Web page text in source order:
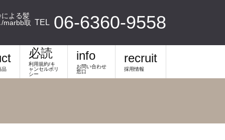
よる髪
marbb取 TEL 06-6360-9558
品
必読
利用規約/キ
ャンセルポリ
シー
info
お問い合わせ
窓口
recruit
採用情報